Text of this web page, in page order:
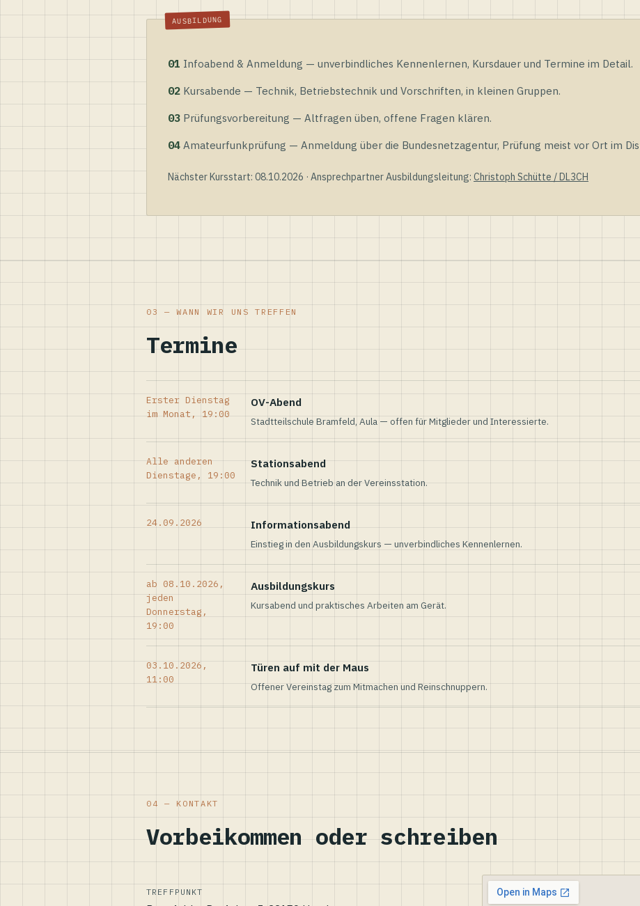
01 Infoabend & Anmeldung — unverbindliches Kennenlernen, Kursdauer und Termine im Detail.
02 Kursabende — Technik, Betriebstechnik und Vorschriften, in kleinen Gruppen.
03 Prüfungsvorbereitung — Altfragen üben, offene Fragen klären.
04 Amateurfunkprüfung — Anmeldung über die Bundesnetzagentur, Prüfung meist vor Ort im
Nächster Kursstart: 08.10.2026 · Ansprechpartner Ausbildungsleitung: Christoph Schütte / DL3CH
03 — WANN WIR UNS TREFFEN
Termine
Erster Dienstag
im Monat, 19:00
OV-Abend
Stadtteilschule Bramfeld, Aula — offen für Mitglieder und Interessierte.
Alle anderen
Dienstage, 19:00
Stationsabend
Technik und Betrieb an der Vereinsstation.
24.09.2026 Informationsabend
Einstieg in den Ausbildungskurs — unverbindliches Kennenlernen.
ab 08.10.2026,
jeden
Donnerstag,
19:00
Ausbildungskurs
Kursabend und praktisches Arbeiten am Gerät.
03.10.2026,
11:00
Türen auf mit der Maus
Offener Vereinstag zum Mitmachen und Reinschnuppern.
04 — KONTAKT
Vorbeikommen oder schreiben
TREFFPUNKT